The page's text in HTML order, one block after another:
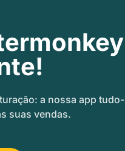
a nossa app tudo-
suas vendas.